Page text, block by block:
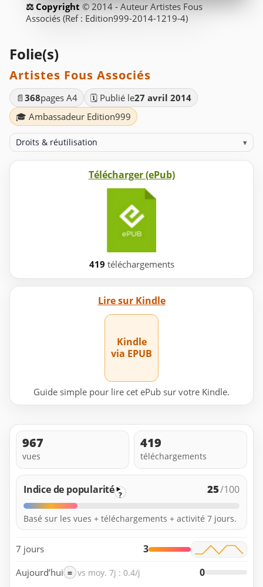
© 2014 - Auteur Artistes Fous
Associés (Ref : Edition999-2014-1219-4)
Folie(s)
Artistes Fous Associés
📄 368pages A4 🗓️ Publié le27 avril 2014
🎓 Ambassadeur Edition999
Droits & réutilisation ▾
Télécharger (ePub)
419 téléchargements
Lire sur Kindle
Kindle
via EPUB
Guide simple pour lire cet ePub sur votre Kindle.
967
vues
419
téléchargements
Indice de popularité ? 25/100
Basé sur les vues + téléchargements + activité 7 jours.
7 jours 3
Aujourd’hui = vs moy. 7j : 0.4/j 0